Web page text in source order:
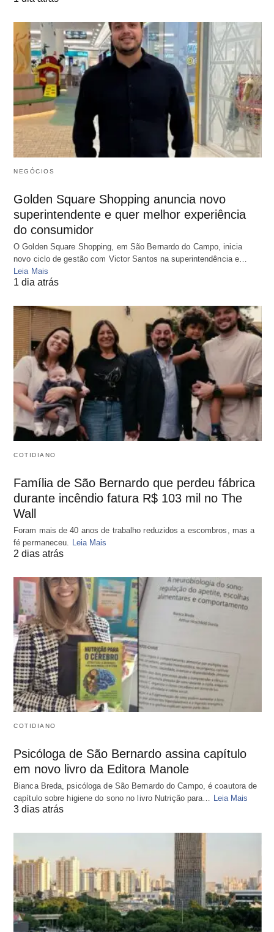
NEGÓCIOS
Golden Square Shopping anuncia novo
superintendente e quer melhor experiência
do consumidor
O Golden Square Shopping, em São Bernardo do Campo, inicia
novo ciclo de gestão com Victor Santos na superintendência e…
Leia Mais
1 dia atrás
COTIDIANO
Família de São Bernardo que perdeu fábrica
durante incêndio fatura R$ 103 mil no The
Wall
Foram mais de 40 anos de trabalho reduzidos a escombros, mas a
fé permaneceu. Leia Mais
2 dias atrás
COTIDIANO
Psicóloga de São Bernardo assina capítulo
em novo livro da Editora Manole
Bianca Breda, psicóloga de São Bernardo do Campo, é coautora de
capítulo sobre higiene do sono no livro Nutrição para… Leia Mais
3 dias atrás